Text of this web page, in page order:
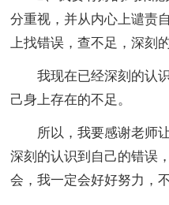
分重视，并从内心上谴责
上找错误，查不足，深刻的
我现在已经深刻的认识
己身上存在的不足。
所以，我要感谢老师让
深刻的认识到自己的错误
会，我一定会好好努力，